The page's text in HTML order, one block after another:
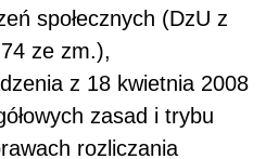
społecznych (DzU z
ze zm.),
z 18 kwietnia 2008
zasad i trybu
rozliczania